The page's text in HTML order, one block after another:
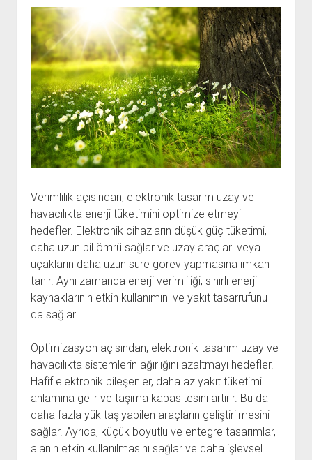
Verimlilik açısından, elektronik tasarım uzay ve
havacılıkta enerji tüketimini optimize etmeyi
hedefler. Elektronik cihazların düşük güç tüketimi,
daha uzun pil ömrü sağlar ve uzay araçları veya
uçakların daha uzun süre görev yapmasına imkan
tanır. Aynı zamanda enerji verimliliği, sınırlı enerji
kaynaklarının etkin kullanımını ve yakıt tasarrufunu
da sağlar.
Optimizasyon açısından, elektronik tasarım uzay ve
havacılıkta sistemlerin ağırlığını azaltmayı hedefler.
Hafif elektronik bileşenler, daha az yakıt tüketimi
anlamına gelir ve taşıma kapasitesini artırır. Bu da
daha fazla yük taşıyabilen araçların geliştirilmesini
sağlar. Ayrıca, küçük boyutlu ve entegre tasarımlar,
alanın etkin kullanılmasını sağlar ve daha işlevsel